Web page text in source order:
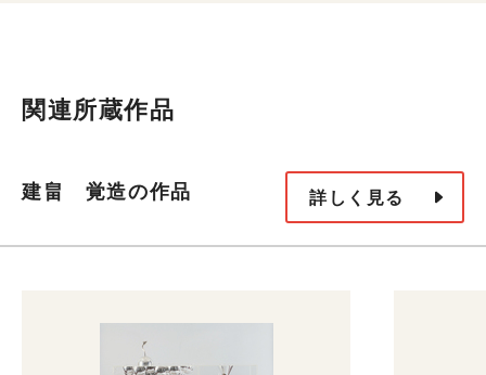
関連所蔵作品
建畠 覚造の作品 詳しく見る